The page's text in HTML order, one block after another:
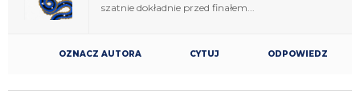
szatnie dokładnie przed finałem...
OZNACZ AUTORA CYTUJ ODPOWIEDZ